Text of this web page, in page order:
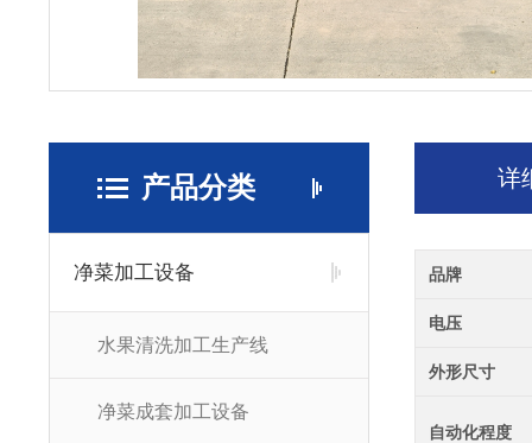
产品分类
净菜加工设备
水果清洗加工生产线
净菜成套加工设备
详
品牌
电压
外形尺寸
自动化程度